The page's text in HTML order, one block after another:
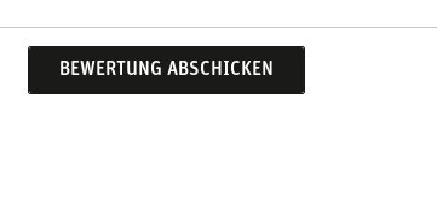
BEWERTUNG ABSCHICKEN